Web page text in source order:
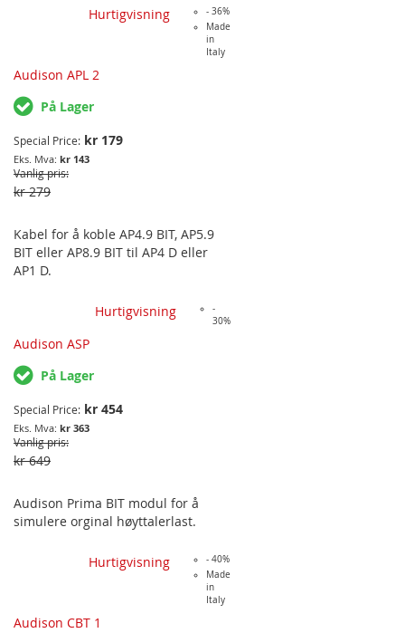
utstyrt med BMW S676 HIFI-
lydpakke. Den originalmonterte 7-
Hurtigvisning
- 36%
Made
in
Italy
Audison APL 2
På Lager
Special Price kr 179
kr 143
Vanlig pris
kr 279
Kabel for å koble AP4.9 BIT, AP5.9
BIT eller AP8.9 BIT til AP4 D eller
AP1 D.
Hurtigvisning
-
30%
Audison ASP
På Lager
Special Price kr 454
kr 363
Vanlig pris
kr 649
Audison Prima BIT modul for å
simulere orginal høyttalerlast.
Hurtigvisning
- 40%
Made
in
Italy
Audison CBT 1